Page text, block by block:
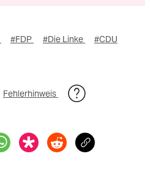
#FDP #Die Linke
#CDU
Fehlerhinweis